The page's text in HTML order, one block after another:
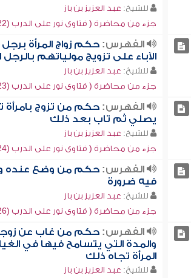
للشيخ: عبد العزيز بن باز
جزء من محاضرة ( فتاوى نور على الدرب (322))
الفهرس: حكم زواج المرأة
الآباء على تزويج مولياتهم بالرجل
للشيخ: عبد العزيز بن باز
جزء من محاضرة ( فتاوى نور على الدرب (323))
الفهرس: حكم من تزوج بامرأة
يصلي ثم تاب بعد ذلك
للشيخ: عبد العزيز بن باز
جزء من محاضرة ( فتاوى نور على الدرب (324))
الفهرس: حكم من وضع عنده
فيه ضرورة
للشيخ: عبد العزيز بن باز
جزء من محاضرة ( فتاوى نور على الدرب (326))
الفهرس: حكم من غاب عن
والمدة التي يتسامح فيها في
المرأة تجاه ذلك
للشيخ: عبد العزيز بن باز